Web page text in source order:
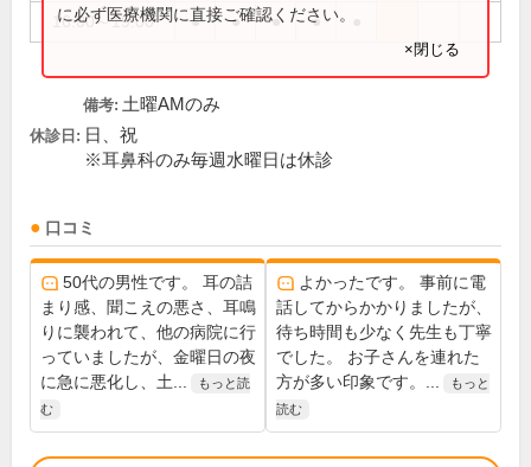
16:00～19:00 ● ● ● ●
に必ず医療機関に直接ご確認ください。
×閉じる
備考: 土曜AMのみ
休診日: 日、祝
※耳鼻科のみ毎週水曜日は休診
口コミ
50代の男性です。 耳の詰
まり感、聞こえの悪さ、耳鳴
りに襲われて、他の病院に行
っていましたが、金曜日の夜
に急に悪化し、土...
もっと読
む
よかったです。 事前に電
話してからかかりましたが、
待ち時間も少なく先生も丁寧
でした。 お子さんを連れた
方が多い印象です。...
もっと
読む